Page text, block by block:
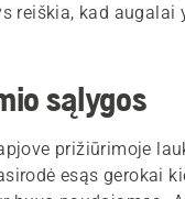
reiškia, kad augalai
sąlygos
prižiūrimoje
esąs gerokai